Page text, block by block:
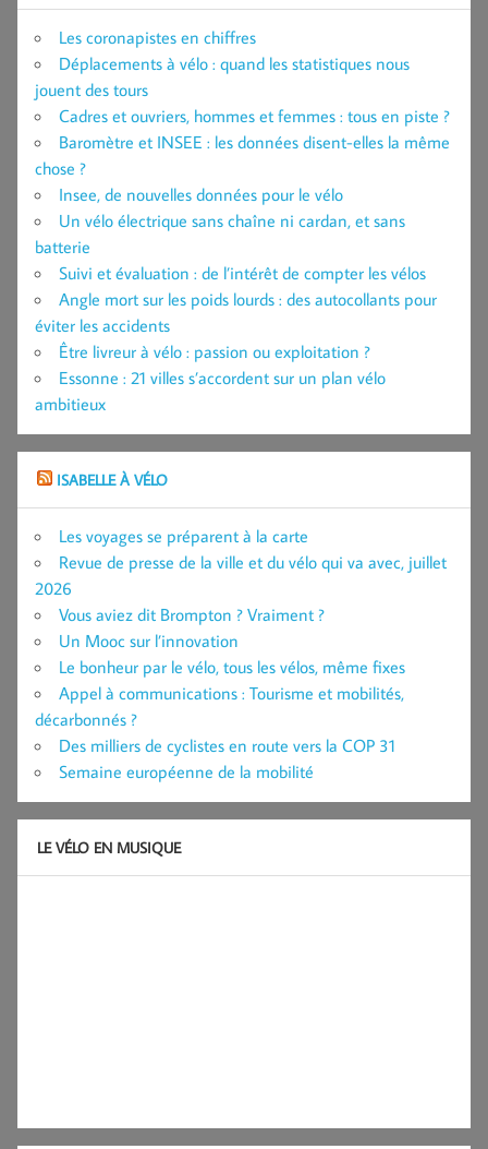
Les coronapistes en chiffres
Déplacements à vélo : quand les statistiques nous
jouent des tours
Cadres et ouvriers, hommes et femmes : tous en piste ?
Baromètre et INSEE : les données disent-elles la même
chose ?
Insee, de nouvelles données pour le vélo
Un vélo électrique sans chaîne ni cardan, et sans
batterie
Suivi et évaluation : de l’intérêt de compter les vélos
Angle mort sur les poids lourds : des autocollants pour
éviter les accidents
Être livreur à vélo : passion ou exploitation ?
Essonne : 21 villes s’accordent sur un plan vélo
ambitieux
ISABELLE À VÉLO
Les voyages se préparent à la carte
Revue de presse de la ville et du vélo qui va avec, juillet
2026
Vous aviez dit Brompton ? Vraiment ?
Un Mooc sur l’innovation
Le bonheur par le vélo, tous les vélos, même fixes
Appel à communications : Tourisme et mobilités,
décarbonnés ?
Des milliers de cyclistes en route vers la COP 31
Semaine européenne de la mobilité
LE VÉLO EN MUSIQUE